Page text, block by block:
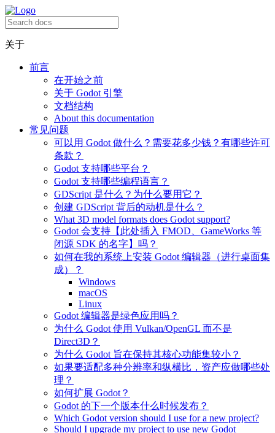
关于
前言
在开始之前
关于 Godot 引擎
文档结构
About this documentation
常见问题
可以用 Godot 做什么？需要花多少钱？有哪些许可
条款？
Godot 支持哪些平台？
Godot 支持哪些编程语言？
GDScript 是什么？为什么要用它？
创建 GDScript 背后的动机是什么？
What 3D model formats does Godot support?
Godot 会支持【此处插入 FMOD、GameWorks 等
闭源 SDK 的名字】吗？
如何在我的系统上安装 Godot 编辑器（进行桌面集
成）？
Windows
macOS
Linux
Godot 编辑器是绿色应用吗？
为什么 Godot 使用 Vulkan/OpenGL 而不是
Direct3D？
为什么 Godot 旨在保持其核心功能集较小？
如果要适配多种分辨率和纵横比，资产应做哪些处
理？
如何扩展 Godot？
Godot 的下一个版本什么时候发布？
Which Godot version should I use for a new project?
Should I upgrade my project to use new Godot